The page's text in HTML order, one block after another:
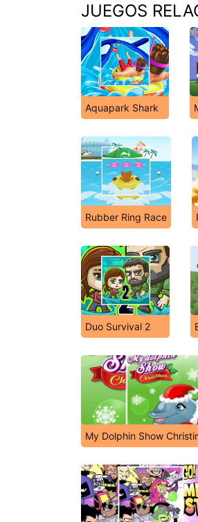
JUEGOS
Aquapark Shark
Rubber Ring Race
Duo Survival 2
My Dolphin Show